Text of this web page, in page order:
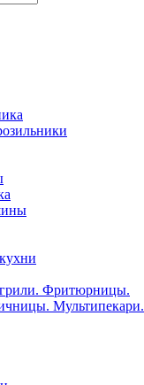
Фритюрницы.
Мультипекари.